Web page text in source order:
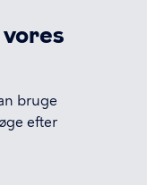
bruge
efter